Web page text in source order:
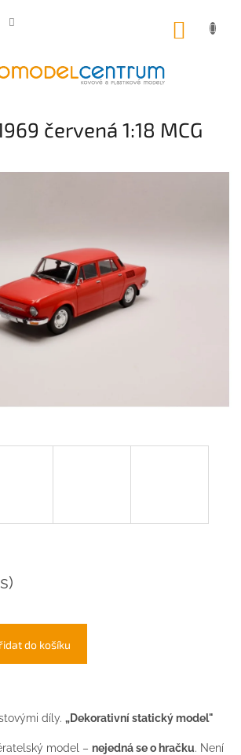
červená 1:18 MCG
do košíku
díly. „Dekorativní statický model"
model – nejedná se o hračku. Není